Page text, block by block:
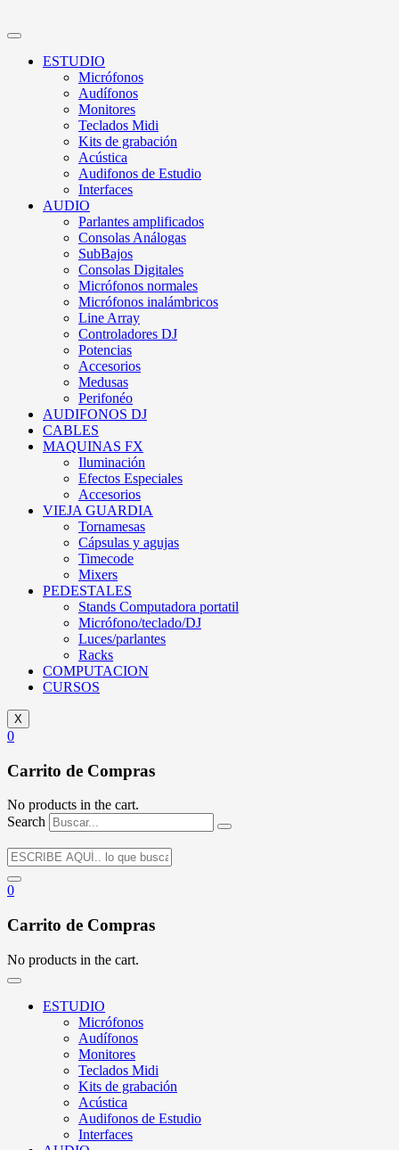
ESTUDIO
Micrófonos
Audífonos
Monitores
Teclados Midi
Kits de grabación
Acústica
Audifonos de Estudio
Interfaces
AUDIO
Parlantes amplificados
Consolas Análogas
SubBajos
Consolas Digitales
Micrófonos normales
Micrófonos inalámbricos
Line Array
Controladores DJ
Potencias
Accesorios
Medusas
Perifonéo
AUDIFONOS DJ
CABLES
MAQUINAS FX
Iluminación
Efectos Especiales
Accesorios
VIEJA GUARDIA
Tornamesas
Cápsulas y agujas
Timecode
Mixers
PEDESTALES
Stands Computadora portatil
Micrófono/teclado/DJ
Luces/parlantes
Racks
COMPUTACION
CURSOS
X
0
Carrito de Compras
No products in the cart.
Search
0
Carrito de Compras
No products in the cart.
ESTUDIO
Micrófonos
Audífonos
Monitores
Teclados Midi
Kits de grabación
Acústica
Audifonos de Estudio
Interfaces